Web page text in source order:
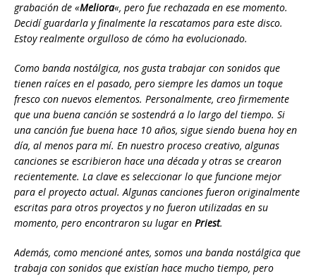
grabación de «Meliora«, pero fue rechazada en ese momento.
Decidí guardarla y finalmente la rescatamos para este disco.
Estoy realmente orgulloso de cómo ha evolucionado.
Como banda nostálgica, nos gusta trabajar con sonidos que
tienen raíces en el pasado, pero siempre les damos un toque
fresco con nuevos elementos. Personalmente, creo firmemente
que una buena canción se sostendrá a lo largo del tiempo. Si
una canción fue buena hace 10 años, sigue siendo buena hoy en
día, al menos para mí. En nuestro proceso creativo, algunas
canciones se escribieron hace una década y otras se crearon
recientemente. La clave es seleccionar lo que funcione mejor
para el proyecto actual. Algunas canciones fueron originalmente
escritas para otros proyectos y no fueron utilizadas en su
momento, pero encontraron su lugar en Priest.
Además, como mencioné antes, somos una banda nostálgica que
trabaja con sonidos que existían hace mucho tiempo, pero